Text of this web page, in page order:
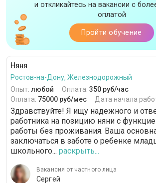
и откликайтесь на вакансии с
оплатой
Пройти обучение
Няня
Ростов-на-Дону, Железнодорожный
Опыт: любой Оплата: 350 руб/час
Оплата: 75000 руб/мес Дата начала
Здравствуйте! Я ищу надежного и
работника на позицию няни с
работы без проживания. Ваша
заключаться в заботе о ребенке
школьного... раскрыть...
Вакансия от частного лица
Сергей